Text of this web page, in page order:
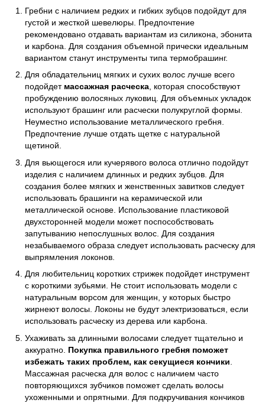
Гребни с наличием редких и гибких зубцов подойдут для
густой и жесткой шевелюры. Предпочтение
рекомендовано отдавать вариантам из силикона, эбонита
и карбона. Для создания объемной прически идеальным
вариантом станут инструменты типа термобрашинг.
Для обладательниц мягких и сухих волос лучше всего
подойдет массажная расческа, которая способствуют
пробуждению волосяных луковиц. Для объемных укладок
используют брашинг или расчески полукруглой формы.
Неуместно использование металлического гребня.
Предпочтение лучше отдать щетке с натуральной
щетиной.
Для вьющегося или кучерявого волоса отлично подойдут
изделия с наличием длинных и редких зубцов. Для
создания более мягких и женственных завитков следует
использовать брашинги на керамической или
металлической основе. Использование пластиковой
двухсторонней модели может поспособствовать
запутыванию непослушных волос. Для создания
незабываемого образа следует использовать расческу для
выпрямления локонов.
Для любительниц коротких стрижек подойдет инструмент
с короткими зубьями. Не стоит использовать модели с
натуральным ворсом для женщин, у которых быстро
жирнеют волосы. Локоны не будут электризоваться, если
использовать расческу из дерева или карбона.
Ухаживать за длинными волосами следует тщательно и
аккуратно. Покупка правильного гребня поможет
избежать таких проблем, как секущиеся кончики
Массажная расческа для волос с наличием часто
повторяющихся зубчиков поможет сделать волосы
ухоженными и опрятными. Для подкручивания кончиков